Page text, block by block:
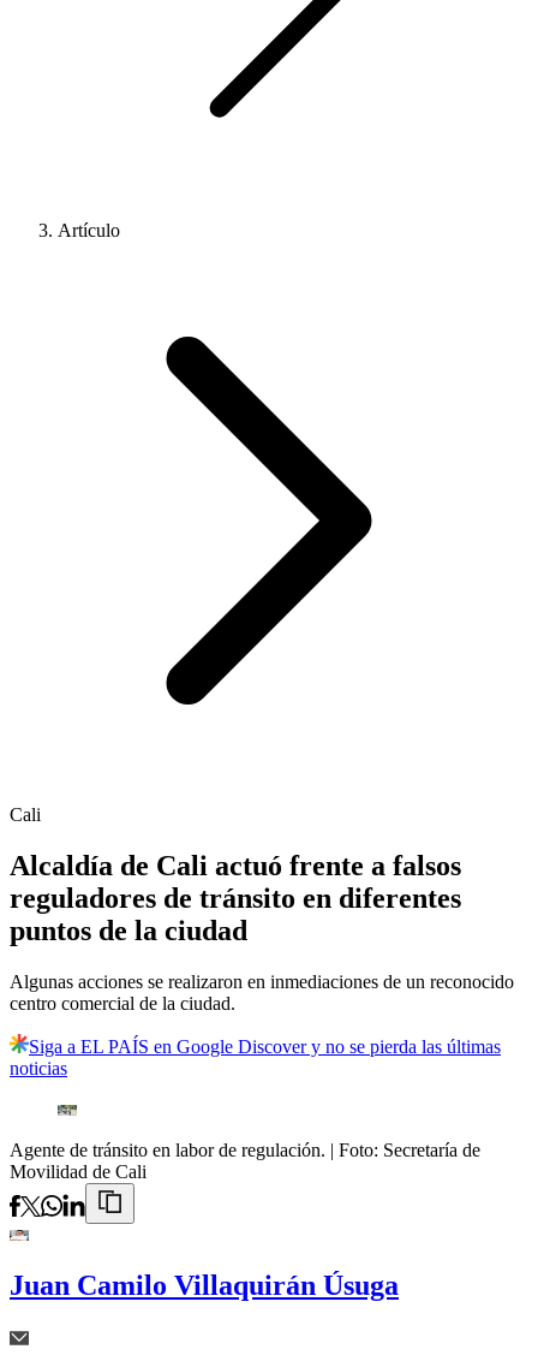
Artículo
Cali
Alcaldía de Cali actuó frente a falsos
reguladores de tránsito en diferentes
puntos de la ciudad
Algunas acciones se realizaron en inmediaciones de un reconocido
centro comercial de la ciudad.
Siga a EL PAÍS en Google Discover y no se pierda las últimas
noticias
Agente de tránsito en labor de regulación. | Foto: Secretaría de
Movilidad de Cali
Juan Camilo Villaquirán Úsuga